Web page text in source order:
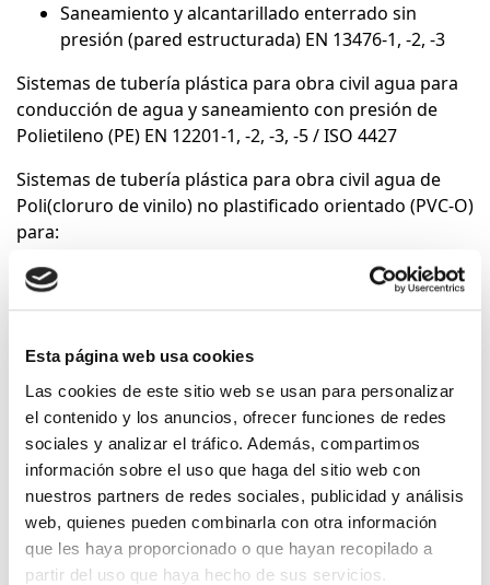
Esta página web usa cookies
Las cookies de este sitio web se usan para personalizar
el contenido y los anuncios, ofrecer funciones de redes
sociales y analizar el tráfico. Además, compartimos
información sobre el uso que haga del sitio web con
nuestros partners de redes sociales, publicidad y análisis
web, quienes pueden combinarla con otra información
que les haya proporcionado o que hayan recopilado a
partir del uso que haya hecho de sus servicios.
Saneamiento y alcantarillado enterrado sin
presión (pared estructurada) EN 13476-1, -2, -3
Sistemas de tubería plástica para obra civil agua para
conducción de agua y saneamiento con presión de
Polietileno (PE) EN 12201-1, -2, -3, -5 / ISO 4427
Sistemas de tubería plástica para obra civil agua de
Poli(cloruro de vinilo) no plastificado orientado (PVC-O)
para:
Conducción de agua a presión ISO 16422
Suministro de agua, riego, saneamiento y
UNE EN 17176-2, -5 / UNE-CEN/TS 17176-3
Sistemas de tubería plástica para edificación agua para
caliente y fría de Poli(cloruro de vinilo) clorado (PVC-C)
EN ISO 15877-1, -2, -3, -5
Sistemas de tubería plástica para edificación agua para
evacuación de aguas residuales de:
Poli(cloruro de vinilo) no plastificado (PVC-U) EN